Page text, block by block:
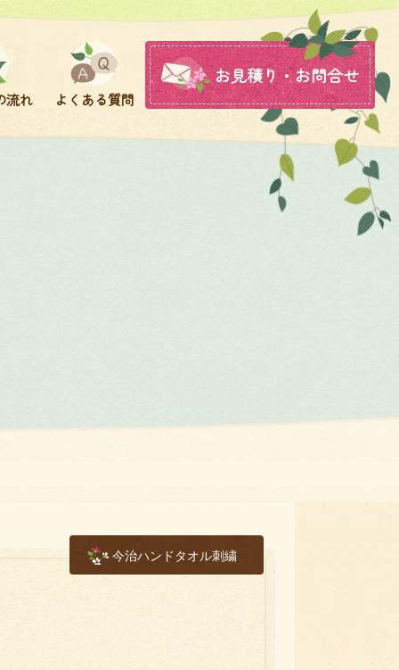
流れ よくある質問
お見積り・お問合せ
今治ハンドタオル刺繍